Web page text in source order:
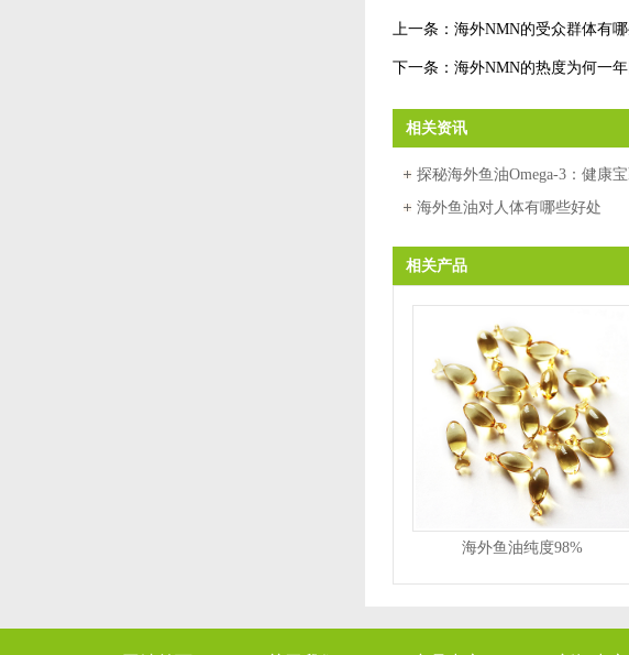
上一条： 海外NMN的受众群体有
下一条： 海外NMN的热度为何一
相关资讯
探秘海外鱼油Omega-3：健康
海外鱼油对人体有哪些好处
相关产品
海外鱼油纯度98%